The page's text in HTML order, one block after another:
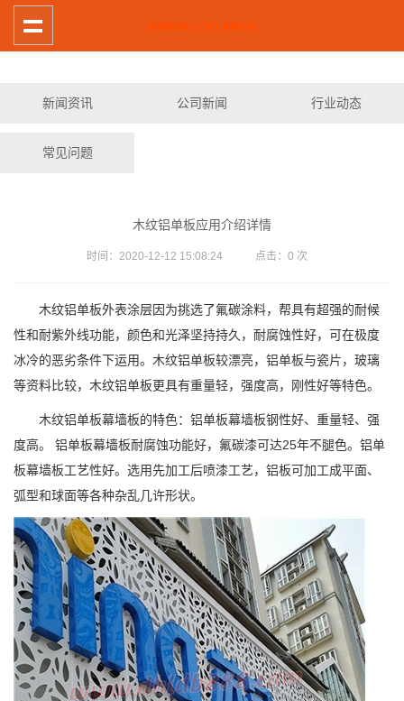
新闻资讯 公司新闻 行业动态
常见问题
木纹铝单板应用介绍详情
时间：2020-12-12 15:08:24 点击： 0 次
木纹铝单板外表涂层因为挑选了氟碳涂料，帮具有超强的耐候
性和耐紫外线功能，颜色和光泽坚持持久，耐腐蚀性好，可在极度
冰冷的恶劣条件下运用。木纹铝单板较漂亮，铝单板与瓷片，玻璃
等资料比较，木纹铝单板更具有重量轻，强度高，刚性好等特色。
木纹铝单板幕墙板的特色：铝单板幕墙板钢性好、重量轻、强
度高。 铝单板幕墙板耐腐蚀功能好，氟碳漆可达25年不腿色。铝单
板幕墙板工艺性好。选用先加工后喷漆工艺，铝板可加工成平面、
弧型和球面等各种杂乱几许形状。